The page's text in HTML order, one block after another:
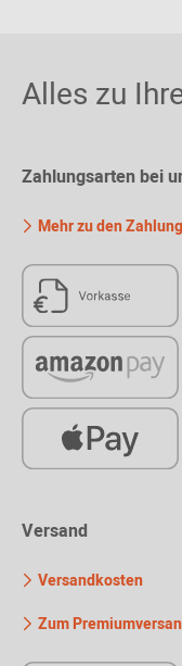
Alles zu
Zahlungsarten bei
Mehr zu den
Versand
Versandkosten
Zum